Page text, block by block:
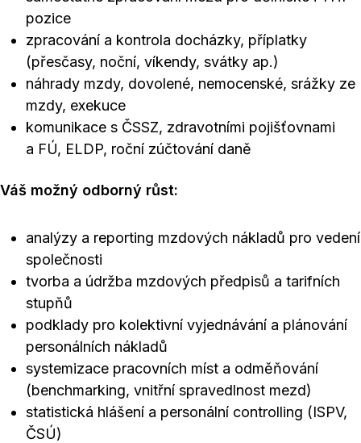
pozice
zpracování a kontrola docházky, příplatky
(přesčasy, noční, víkendy, svátky ap.)
náhrady mzdy, dovolené, nemocenské, srážky ze
mzdy, exekuce
komunikace s ČSSZ, zdravotními pojišťovnami
a FÚ, ELDP, roční zúčtování daně
Váš možný odborný růst:
analýzy a reporting mzdových nákladů pro vedení
společnosti
tvorba a údržba mzdových předpisů a tarifních
stupňů
podklady pro kolektivní vyjednávání a plánování
personálních nákladů
systemizace pracovních míst a odměňování
(benchmarking, vnitřní spravedlnost mezd)
statistická hlášení a personální controlling (ISPV,
ČSÚ)